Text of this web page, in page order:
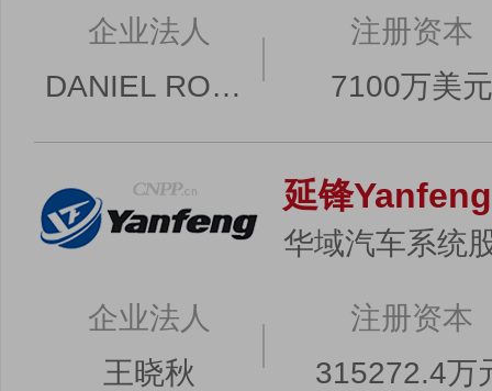
企业法人
DANIEL ROBERT ETUE
注册资本
7100万美元
延锋Yanfeng
华域汽车系统
企业法人
王晓秋
注册资本
315272.4万